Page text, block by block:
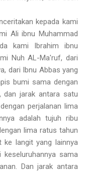
kepada kami
Ali ibnu Muhammad
kami Ibrahim ibnu
Nuh AL-Ma'ruf, dari
dari Ibnu Abbas yang
bumi sama dengan
dan jarak antara satu
perjalanan lima
adalah tujuh ribu
lima ratus tahun
ke langit yang lainnya
sama
Dan jarak antara